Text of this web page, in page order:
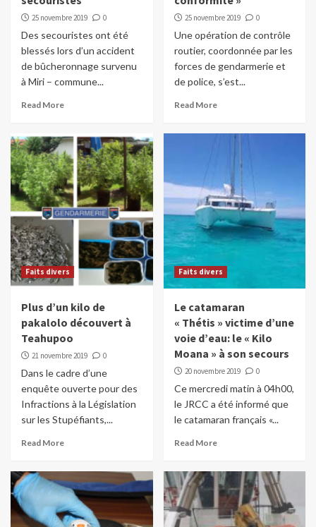
25 novembre 2019 0
Des secouristes ont été
blessés lors d’un accident
de bûcheronnage survenu
à Miri – commune...
Read More
25 novembre 2019 0
Une opération de contrôle
routier, coordonnée par les
forces de gendarmerie et
de police, s’est...
Read More
Faits divers
Plus d’un kilo de
pakalolo découvert à
Teahupoo
21 novembre 2019 0
Dans le cadre d’une
enquête ouverte pour des
Infractions à la Législation
sur les Stupéfiants,...
Read More
Faits divers
Le catamaran
« Thétis » victime d’une
voie d’eau: le « Kilo
Moana » à son secours
20 novembre 2019 0
Ce mercredi matin à 04h00,
le JRCC a été informé que
le catamaran français «...
Read More